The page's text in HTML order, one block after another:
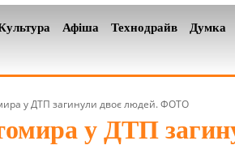
Афіша Технодрайв Думка
у ДТП загинули двоє людей. ФОТО
у ДТП